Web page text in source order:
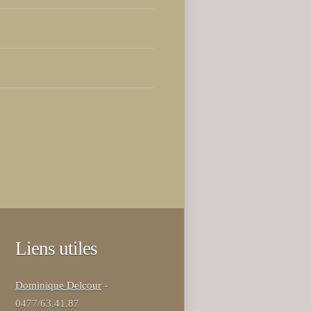
Liens utiles
Dominique Delcour -
0477/63.41.87